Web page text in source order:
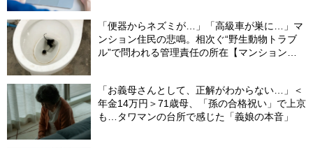
「便器からネズミが…」「高級車が巣に…」マ
ンション住民の悲鳴。相次ぐ“野生動物トラブ
ル”で問われる管理責任の所在【マンション管
「お義母さんとして、正解がわからない…」＜
年金14万円＞71歳母、「孫の合格祝い」で上京
も…タワマンの台所で感じた「義娘の本音」